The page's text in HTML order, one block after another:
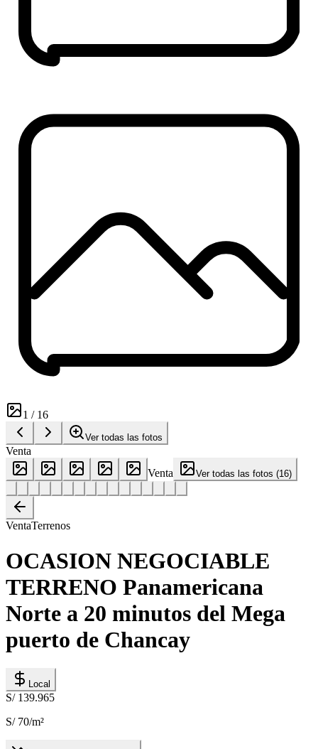
1 / 16
Ver todas las fotos
Venta
Venta
Ver todas las fotos (16)
VentaTerrenos
OCASION NEGOCIABLE
TERRENO Panamericana
Norte a 20 minutos del Mega
puerto de Chancay
Local
S/ 139.965
S/ 70/m²